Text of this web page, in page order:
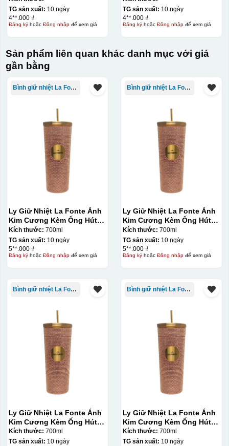
Hộp xi ly sứ
TG sản xuất: 10 ngày
4**.000 ₫
Đăng kýhoặc Đăng nhậpđể xem giá
TG sản xuất: 10 ngày
4**.000 ₫
Đăng kýhoặc Đăng nhậpđể xem giá
Sản phẩm liên quan khác danh mục với giá
gần bằng
Bình giữ nhiệt La Fonte
Ly Giữ Nhiệt La Fonte Ánh
Kim Cương Kèm Ống Hút-
700 ml-014687-GOL
Kích thước: 700ml
TG sản xuất: 10 ngày
5**.000 ₫
Đăng kýhoặc Đăng nhậpđể xem giá
Bình giữ nhiệt La Fonte
Ly Giữ Nhiệt La Fonte Ánh
Kim Cương Kèm Ống Hút-
700 ml-014687-GOL
Kích thước: 700ml
TG sản xuất: 10 ngày
5**.000 ₫
Đăng kýhoặc Đăng nhậpđể xem giá
Bình giữ nhiệt La Fonte
Ly Giữ Nhiệt La Fonte Ánh
Kim Cương Kèm Ống Hút-
700 ml-014687-GOL
Kích thước: 700ml
TG sản xuất: 10 ngày
Bình giữ nhiệt La Fonte
Ly Giữ Nhiệt La Fonte Ánh
Kim Cương Kèm Ống Hút-
700 ml-014687-GOL
Kích thước: 700ml
TG sản xuất: 10 ngày